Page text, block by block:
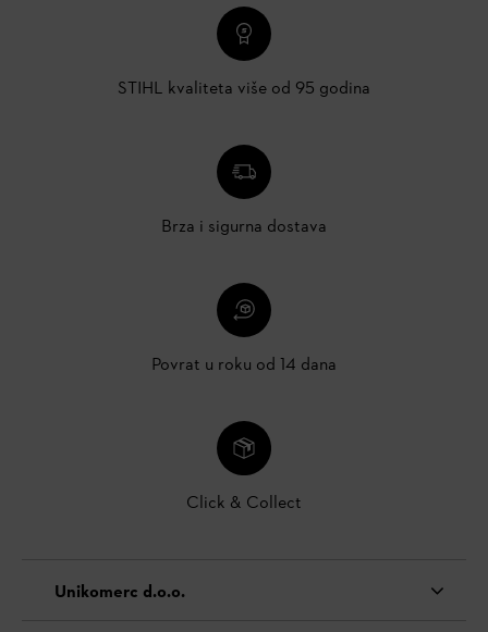
STIHL kvaliteta više od 95 godina
Brza i sigurna dostava
Povrat u roku od 14 dana
Click & Collect
Unikomerc d.o.o.